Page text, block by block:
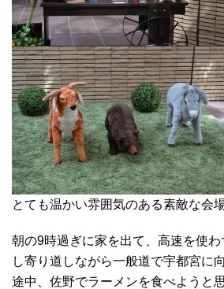
とても温かい雰囲気のある素敵な会
朝の9時過ぎに家を出て、高速を使
し寄り道しながら一般道で宇都宮に
途中、佐野でラーメンを食べようと